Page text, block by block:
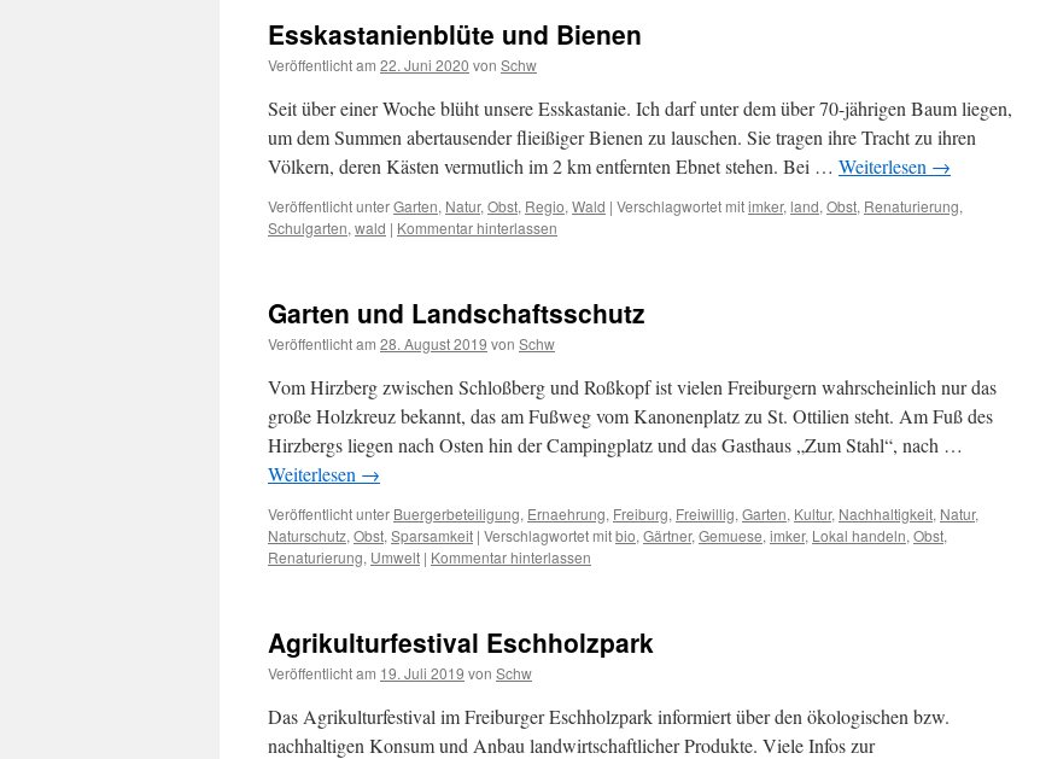
Esskastanienblüte und Bienen
Veröffentlicht am 22. Juni 2020 von Schw
Seit über einer Woche blüht unsere Esskastanie. Ich darf unter dem über 70-jährigen Baum liegen,
um dem Summen abertausender flieißiger Bienen zu lauschen. Sie tragen ihre Tracht zu ihren
Völkern, deren Kästen vermutlich im 2 km entfernten Ebnet stehen. Bei … Weiterlesen →
Veröffentlicht unterGarten, Natur, Obst, Regio, Wald | Verschlagwortet mitimker, land, Obst, Renaturierung,
Schulgarten, wald | Kommentar hinterlassen
Garten und Landschaftsschutz
Veröffentlicht am 28. August 2019 von Schw
Vom Hirzberg zwischen Schloßberg und Roßkopf ist vielen Freiburgern wahrscheinlich nur das
große Holzkreuz bekannt, das am Fußweg vom Kanonenplatz zu St. Ottilien steht. Am Fuß des
Hirzbergs liegen nach Osten hin der Campingplatz und das Gasthaus „Zum Stahl“, nach …
Weiterlesen →
Veröffentlicht unter Buergerbeteiligung, Ernaehrung, Freiburg, Freiwillig, Garten, Kultur, Nachhaltigkeit, Natur,
Naturschutz, Obst, Sparsamkeit | Verschlagwortet mitbio, Gärtner, Gemuese, imker, Lokal handeln, Obst,
Renaturierung, Umwelt | Kommentar hinterlassen
Agrikulturfestival Eschholzpark
Veröffentlicht am 19. Juli 2019 von Schw
Das Agrikulturfestival im Freiburger Eschholzpark informiert über den ökologischen bzw.
nachhaltigen Konsum und Anbau landwirtschaftlicher Produkte. Viele Infos zur